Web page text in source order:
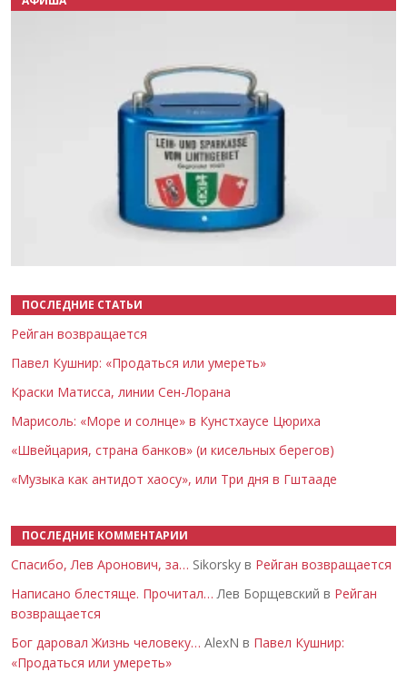
ПОСЛЕДНИЕ СТАТЬИ
Рейган возвращается
Павел Кушнир: «Продаться или умереть»
Краски Матисса, линии Сен-Лорана
Марисоль: «Море и солнце» в Кунстхаусе Цюриха
«Швейцария, страна банков» (и кисельных берегов)
«Музыка как антидот хаосу», или Три дня в Гштааде
ПОСЛЕДНИЕ КОММЕНТАРИИ
Спасибо, Лев Аронович, за… Sikorsky в Рейган возвращается
Написано блестяще. Прочитал… Лев Борщевский в Рейган
возвращается
Бог даровал Жизнь человеку… AlexN в Павел Кушнир:
«Продаться или умереть»